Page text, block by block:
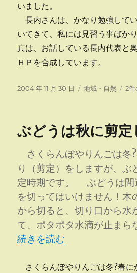
いました。
長内さんは、かなり勉強して
いてきて、私には見習う事ばか
真は、お話している長内代表と
ＨＰを合成しています。
投
2004 年 11 月 30 日
カ
ー
地域・自然
増
業
員
視
察
旅
行
へ
の
2件
ぶどうは秋に剪定
さくらんぼやりんごは冬
り（剪定）をしますが、ぶ
定時期です。 ぶどうは間
を切ってはいけません！木
から切ると、切り口から水
て、ポタポタ水滴が止まら
“ぶどうは秋に剪定します”
続きを読む
さくらんぼやりんごは冬?春に